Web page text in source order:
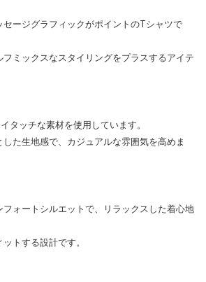
セージグラフィックがポイントのTシャツで
フミックスなスタイリングをプラスするアイテ
タッチな素材を使用しています。
した生地感で、カジュアルな雰囲気を高めま
フォートシルエットで、リラックスした着心地
トする設計です。